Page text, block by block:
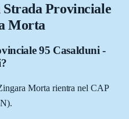
Strada Provinciale
Morta
95 Casalduni -
Morta rientra nel CAP